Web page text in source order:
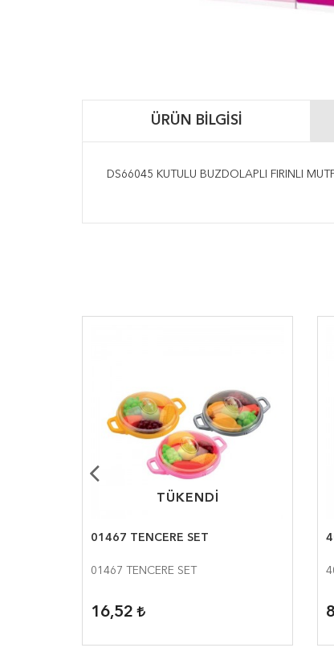
ÜRÜN BILGISI
DS66045 KUTULU BUZDOLAPLI FIRINLI
TÜKENDİ
TÜKENDİ
01467 TENCERE SET
01467 TENCERE SET
16,52